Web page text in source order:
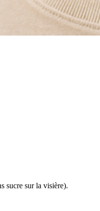
sucre sur la visière).